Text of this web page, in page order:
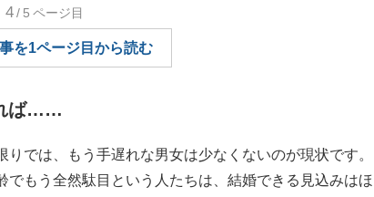
代表・森保一監督...
もっと見る
4/5 ページ目
を1ページ目から読む
ば……
では、もう手遅れな男女は少なくないのが現状です。
もう全然駄目という人たちは、結婚できる見込みはほ